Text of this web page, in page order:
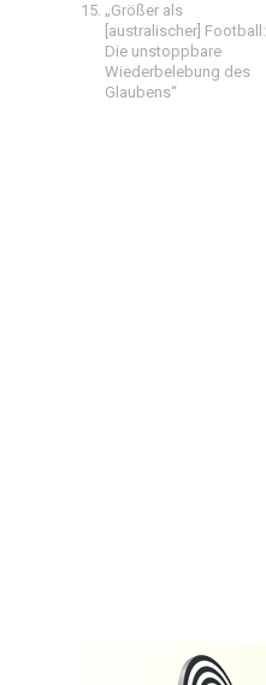
„Größer als
[australischer] Football:
Die unstoppbare
Wiederbelebung des
Glaubens“